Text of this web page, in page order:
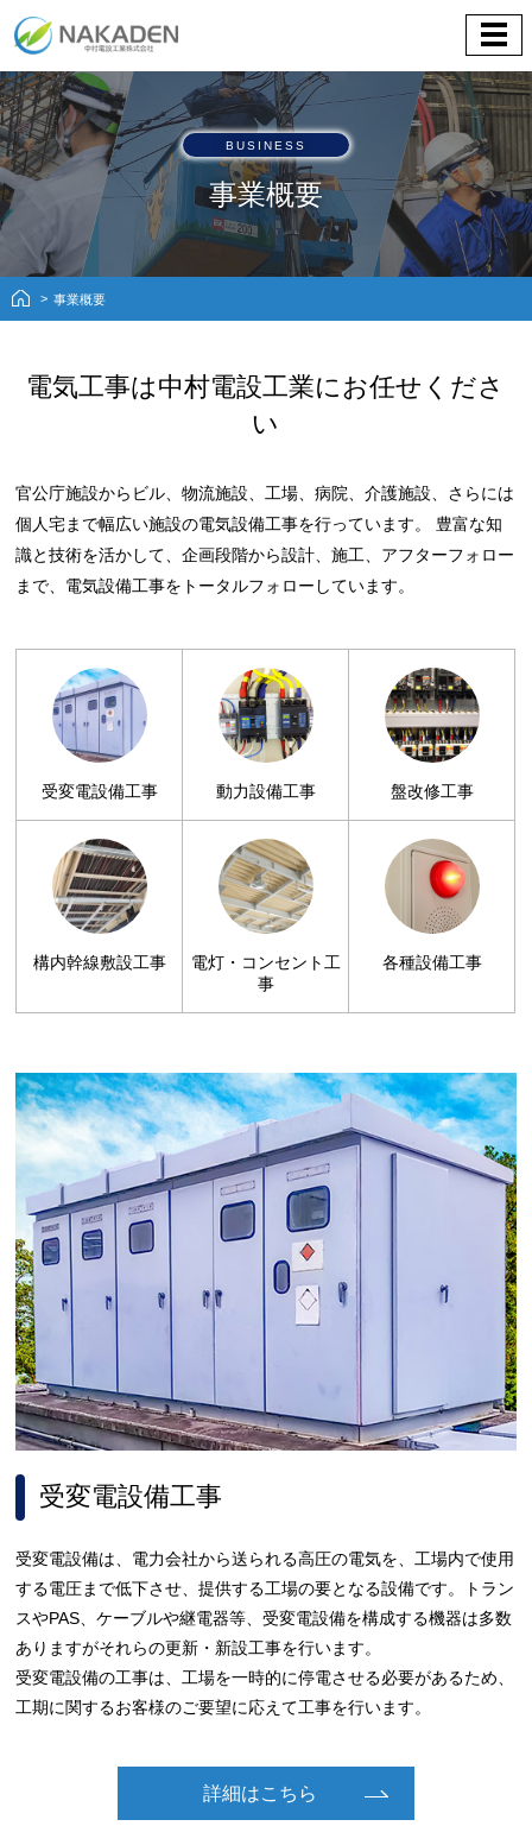
BUSINESS
事業概要
事業概要
電気工事は中村電設工業にお任せくださ
い
官公庁施設からビル、物流施設、工場、病院、介護施設、さらには
個人宅まで幅広い施設の電気設備工事を行っています。
豊富な知
識と技術を活かして、企画段階から設計、施工、アフターフォロー
まで、電気設備工事をトータルフォローしています。
受変電設備工事 動力設備工事 盤改修工事
構内幹線敷設工事
電灯・コンセント工
事
各種設備工事
受変電設備工事
受変電設備は、電力会社から送られる高圧の電気を、工場内で使用
する電圧まで低下させ、提供する工場の要となる設備です。トラン
スやPAS、ケーブルや継電器等、受変電設備を構成する機器は多数
ありますがそれらの更新・新設工事を行います。
受変電設備の工事は、工場を一時的に停電させる必要があるため、
工期に関するお客様のご要望に応えて工事を行います。
詳細はこちら